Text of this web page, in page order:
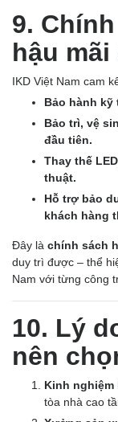
9.
hậu
IKD Việt Nam cam
Bảo hành kỹ
Bảo trì, vệ
đầu tiên.
Thay thế
thuật.
Hỗ trợ bảo
khách hàng
Đây là chính sách
duy trì được – thể
Nam với từng công
10. Lý
nên
Kinh nghiệm
tòa nhà cao